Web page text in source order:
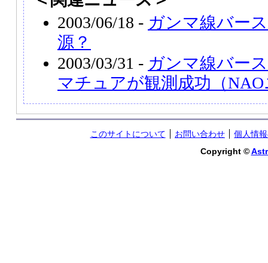
2003/06/18 - ガンマ線バー
源？
2003/03/31 - ガンマ線バー
マチュアが観測成功（
このサイトについて お問い合わせ
個人情
Copyright ©